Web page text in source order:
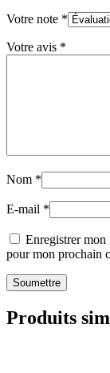
Votre note *
Votre avis *
Nom *
E-mail *
Enregistrer mon
pour mon prochain
Produits